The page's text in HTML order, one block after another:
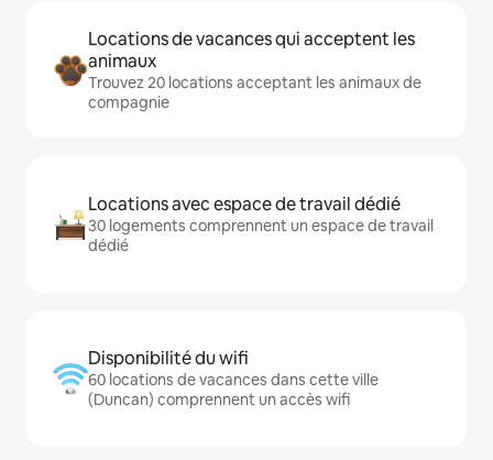
Locations de vacances qui acceptent les
animaux
Trouvez 20 locations acceptant les animaux de
compagnie
Locations avec espace de travail dédié
30 logements comprennent un espace de travail
dédié
Disponibilité du wifi
60 locations de vacances dans cette ville
(Duncan) comprennent un accès wifi